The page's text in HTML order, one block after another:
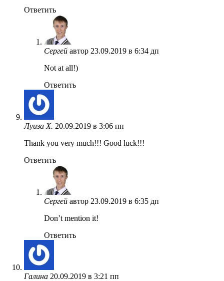
Ответить
Сергей автор 23.09.2019 в 6:34 дп
Not at all!)
Ответить
Луиза Х. 20.09.2019 в 3:06 пп
Thank you very much!!! Good luck!!!
Ответить
Сергей автор 23.09.2019 в 6:35 дп
Don’t mention it!
Ответить
Галина 20.09.2019 в 3:21 пп